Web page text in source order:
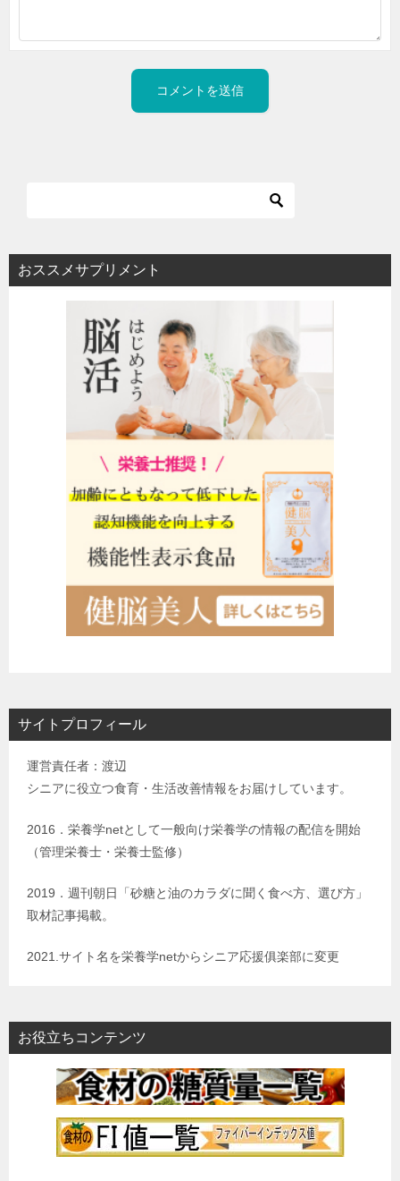
おススメサプリメント
サイトプロフィール
運営責任者：渡辺
シニアに役立つ食育・生活改善情報をお届けしています。
2016．栄養学netとして一般向け栄養学の情報の配信を開始
（管理栄養士・栄養士監修）
2019．週刊朝日「砂糖と油のカラダに聞く食べ方、選び方」
取材記事掲載。
2021.サイト名を栄養学netからシニア応援俱楽部に変更
お役立ちコンテンツ